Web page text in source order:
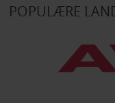
POPULÆRE